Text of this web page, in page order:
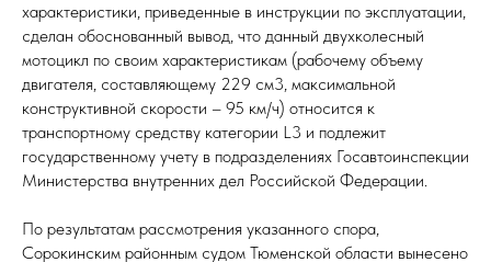
характеристики, приведенные в инструкции по эксплуатации,
сделан обоснованный вывод, что данный двухколесный
мотоцикл по своим характеристикам (рабочему объему
двигателя, составляющему 229 см3, максимальной
конструктивной скорости – 95 км/ч) относится к
транспортному средству категории L3 и подлежит
государственному учету в подразделениях Госавтоинспекции
Министерства внутренних дел Российской Федерации.
По результатам рассмотрения указанного спора,
Сорокинским районным судом Тюменской области вынесено